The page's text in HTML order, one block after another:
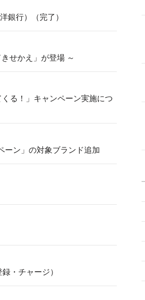
銀行）（完了）
せかえ」が登場 ～
る！」キャンペーン実施につ
ーン」の対象ブランド追加
・チャージ）